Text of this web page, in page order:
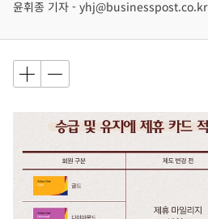
윤휘종 기자 - yhj@businesspost.co.kr